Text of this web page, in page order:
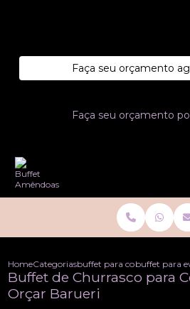
Faça seu orçamento
Faça seu orçamento
HomeCategoriasbuffet para buffet para
Buffet de Churrasco para
Orçar Barueri